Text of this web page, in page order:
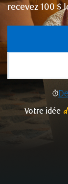
recevez 100 $
Votre idée